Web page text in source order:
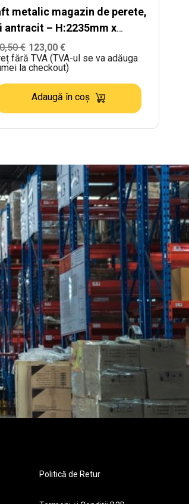
metalic magazin de perete,
antracit – H:2235mm x
x B:500mm +
€ 123,00 €
fără TVA (TVA-ul se va adăuga
la checkout)
Adaugă în coș
Politică de Retur